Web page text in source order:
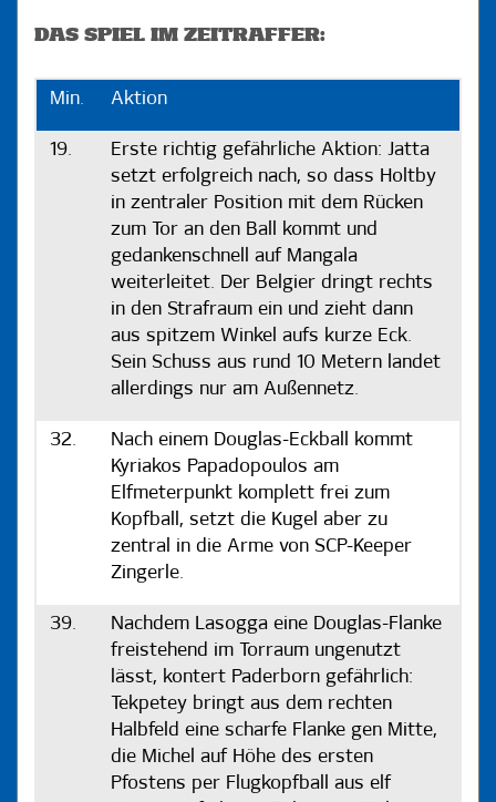
DAS SPIEL IM ZEITRAFFER:
Min. Aktion
19.
Erste richtig gefährliche Aktion: Jatta
setzt erfolgreich nach, so dass Holtby
in zentraler Position mit dem Rücken
zum Tor an den Ball kommt und
gedankenschnell auf Mangala
weiterleitet. Der Belgier dringt rechts
in den Strafraum ein und zieht dann
aus spitzem Winkel aufs kurze Eck.
Sein Schuss aus rund 10 Metern landet
allerdings nur am Außennetz.
32.
Nach einem Douglas-Eckball kommt
Kyriakos Papadopoulos am
Elfmeterpunkt komplett frei zum
Kopfball, setzt die Kugel aber zu
zentral in die Arme von SCP-Keeper
Zingerle.
39.
Nachdem Lasogga eine Douglas-Flanke
freistehend im Torraum ungenutzt
lässt, kontert Paderborn gefährlich:
Tekpetey bringt aus dem rechten
Halbfeld eine scharfe Flanke gen Mitte,
die Michel auf Höhe des ersten
Pfostens per Flugkopfball aus elf